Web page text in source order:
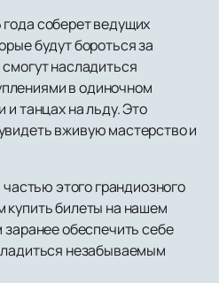
соберет ведущих
будут бороться за
насладиться
в одиночном
и танцах на льду. Это
вживую мастерство и
этого грандиозного
билеты на нашем
обеспечить себе
незабываемым